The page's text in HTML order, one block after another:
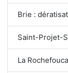
Brie :
Saint-Projet-
La